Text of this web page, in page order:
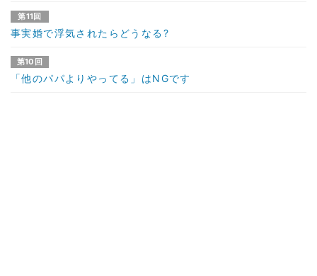
第11回
事実婚で浮気されたらどうなる?
第10回
「他のパパよりやってる」はNGです